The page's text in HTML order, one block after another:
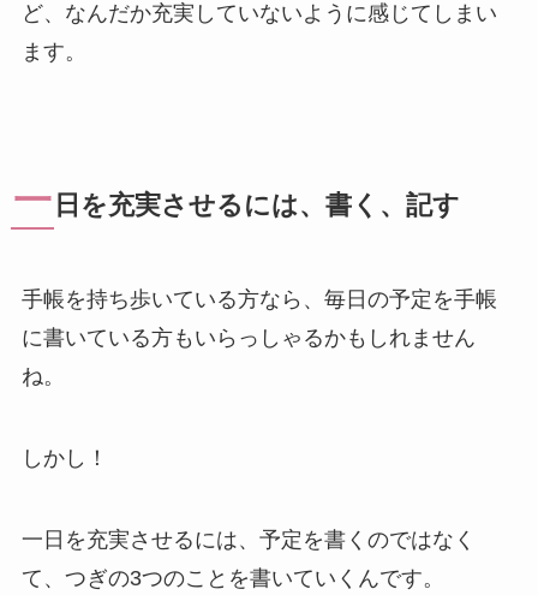
ど、なんだか充実していないように感じてしまい
ます。
一 日を充実させるには、書く、記す
手帳を持ち歩いている方なら、毎日の予定を手帳
に書いている方もいらっしゃるかもしれません
ね。
しかし！
一日を充実させるには、予定を書くのではなく
て、つぎの3つのことを書いていくんです。